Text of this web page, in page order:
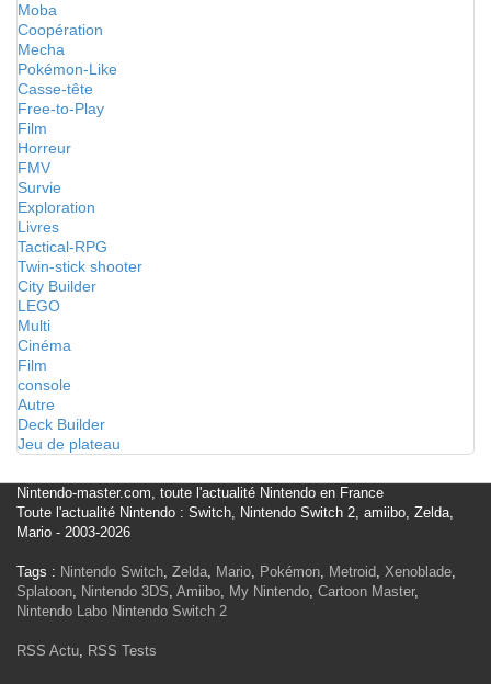
Moba
Coopération
Mecha
Pokémon-Like
Casse-tête
Free-to-Play
Film
Horreur
FMV
Survie
Exploration
Livres
Tactical-RPG
Twin-stick shooter
City Builder
LEGO
Multi
Cinéma
Film
console
Autre
Deck Builder
Jeu de plateau
Nintendo-master.com, toute l'actualité Nintendo en France
Toute l'actualité Nintendo : Switch, Nintendo Switch 2, amiibo, Zelda,
Mario - 2003-2026
Tags : Nintendo Switch, Zelda, Mario, Pokémon, Metroid, Xenoblade,
Splatoon, Nintendo 3DS, Amiibo, My Nintendo, Cartoon Master,
Nintendo Labo Nintendo Switch 2
RSS Actu, RSS Tests